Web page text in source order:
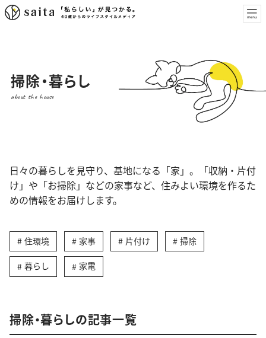
掃除・暮らし
about the house
日々の暮らしを見守り、基地になる「家」。「収納・片付
け」や「お掃除」などの家事など、住みよい環境を作るた
めの情報をお届けします。
住環境 家事 片付け 掃除
暮らし 家電
掃除・暮らしの記事一覧